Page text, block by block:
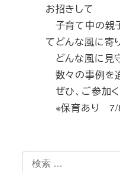
お招きして
子育て中の親
てどんな風に寄
どんな風に見
数々の事例を
ぜひ、ご参加く
※保育あり 7/8
検